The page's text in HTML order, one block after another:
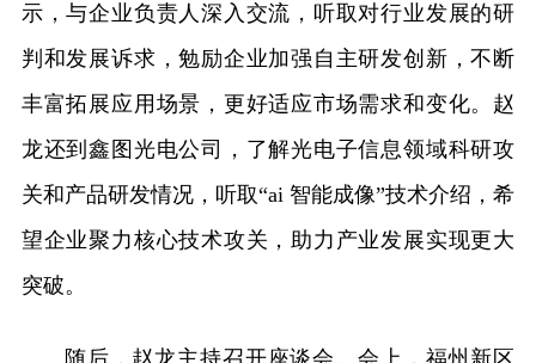
示，与企业负责人深入交流，听取对行业发展的研
判和发展诉求，勉励企业加强自主研发创新，不断
丰富拓展应用场景，更好适应市场需求和变化。赵
龙还到鑫图光电公司，了解光电子信息领域科研攻
关和产品研发情况，听取“ai 智能成像”技术介绍，希
望企业聚力核心技术攻关，助力产业发展实现更大
突破。
随后，赵龙主持召开座谈会。会上，福州新区